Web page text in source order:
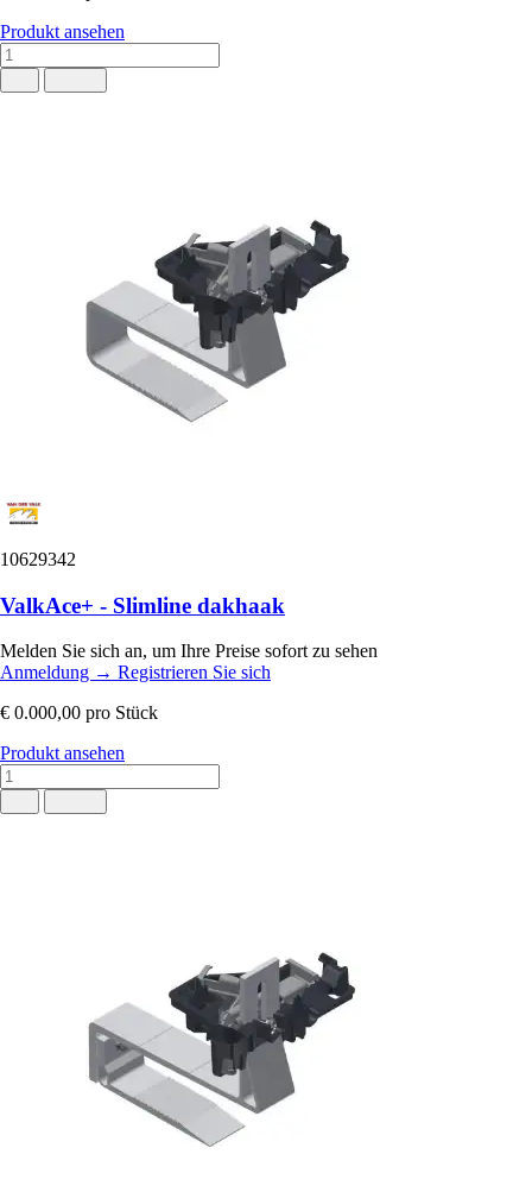
Produkt ansehen
10629342
ValkAce+ - Slimline dakhaak
Melden Sie sich an, um Ihre Preise sofort zu sehen
Anmeldung → Registrieren Sie sich
€ 0.000,00 pro Stück
Produkt ansehen